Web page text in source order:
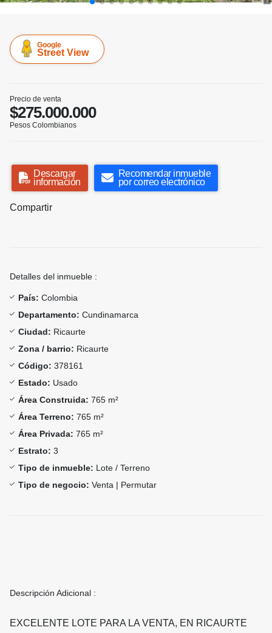
Google
Street View
Precio de venta
$275.000.000
Pesos Colombianos
Descargar
información
Recomendar inmueble
por correo electrónico
Compartir
Detalles del inmueble :
País: Colombia
Departamento: Cundinamarca
Ciudad: Ricaurte
Zona / barrio: Ricaurte
Código: 378161
Estado: Usado
Área Construida: 765 m²
Área Terreno: 765 m²
Área Privada: 765 m²
Estrato: 3
Tipo de inmueble: Lote / Terreno
Tipo de negocio: Venta | Permutar
Descripción Adicional :
EXCELENTE LOTE PARA LA VENTA, EN RICAURTE